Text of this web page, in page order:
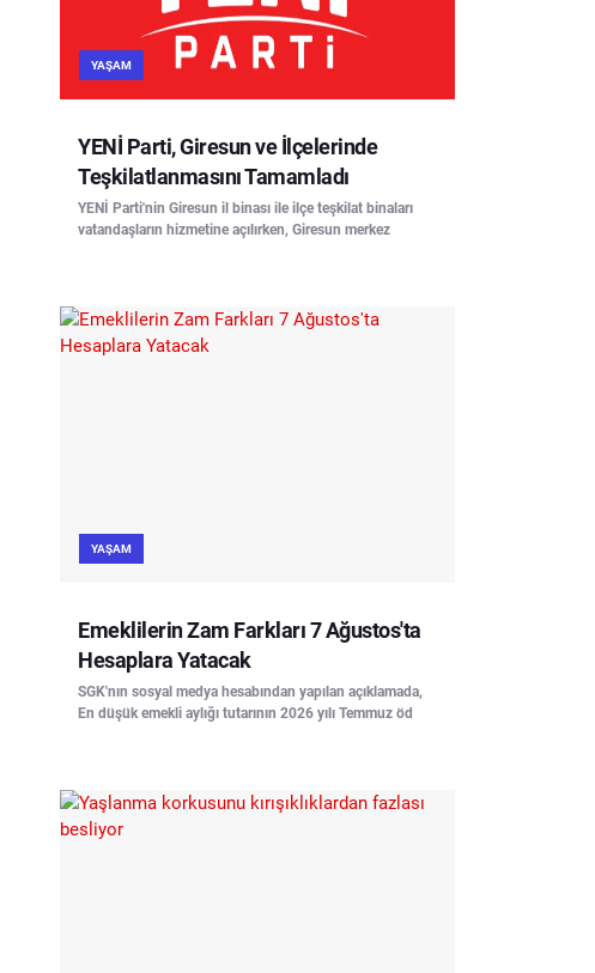
YAŞAM
YENİ Parti, Giresun ve İlçelerinde
Teşkilatlanmasını Tamamladı
YENİ Parti'nin Giresun il binası ile ilçe teşkilat binaları
vatandaşların hizmetine açılırken, Giresun merkez
YAŞAM
Emeklilerin Zam Farkları 7 Ağustos'ta
Hesaplara Yatacak
SGK'nın sosyal medya hesabından yapılan açıklamada,
En düşük emekli aylığı tutarının 2026 yılı Temmuz öd